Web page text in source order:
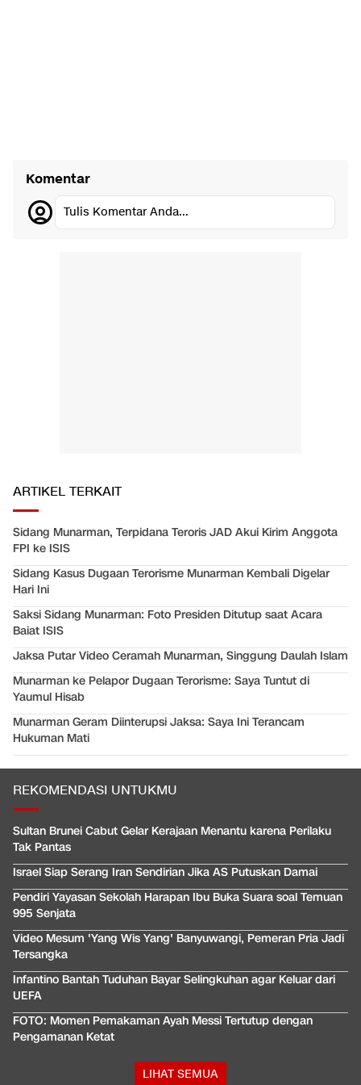
Komentar
Tulis Komentar Anda...
ARTIKEL TERKAIT
Sidang Munarman, Terpidana Teroris JAD Akui Kirim Anggota
FPI ke ISIS
Sidang Kasus Dugaan Terorisme Munarman Kembali Digelar
Hari Ini
Saksi Sidang Munarman: Foto Presiden Ditutup saat Acara
Baiat ISIS
Jaksa Putar Video Ceramah Munarman, Singgung Daulah Islam
Munarman ke Pelapor Dugaan Terorisme: Saya Tuntut di
Yaumul Hisab
Munarman Geram Diinterupsi Jaksa: Saya Ini Terancam
Hukuman Mati
REKOMENDASI UNTUKMU
Sultan Brunei Cabut Gelar Kerajaan Menantu karena Perilaku
Tak Pantas
Israel Siap Serang Iran Sendirian Jika AS Putuskan Damai
Pendiri Yayasan Sekolah Harapan Ibu Buka Suara soal Temuan
995 Senjata
Video Mesum 'Yang Wis Yang' Banyuwangi, Pemeran Pria Jadi
Tersangka
Infantino Bantah Tuduhan Bayar Selingkuhan agar Keluar dari
UEFA
FOTO: Momen Pemakaman Ayah Messi Tertutup dengan
Pengamanan Ketat
LIHAT SEMUA